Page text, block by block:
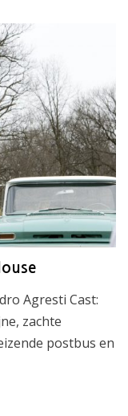
Agresti Cast:
zachte
postbus en